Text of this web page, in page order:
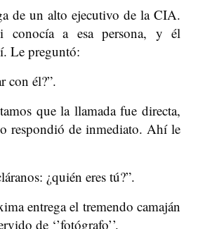
de un alto ejecutivo de la CIA.
conocía a esa persona, y él
Le preguntó:
con él?”.
que la llamada fue directa,
respondió de inmediato. Ahí le
¿quién eres tú?”.
entrega el tremendo camaján
de ‘’fotógrafo’’.